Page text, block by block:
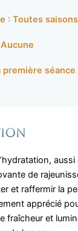
: Toutes saisons
première séance
de
et raffermir la
apprécié
fraîcheur et